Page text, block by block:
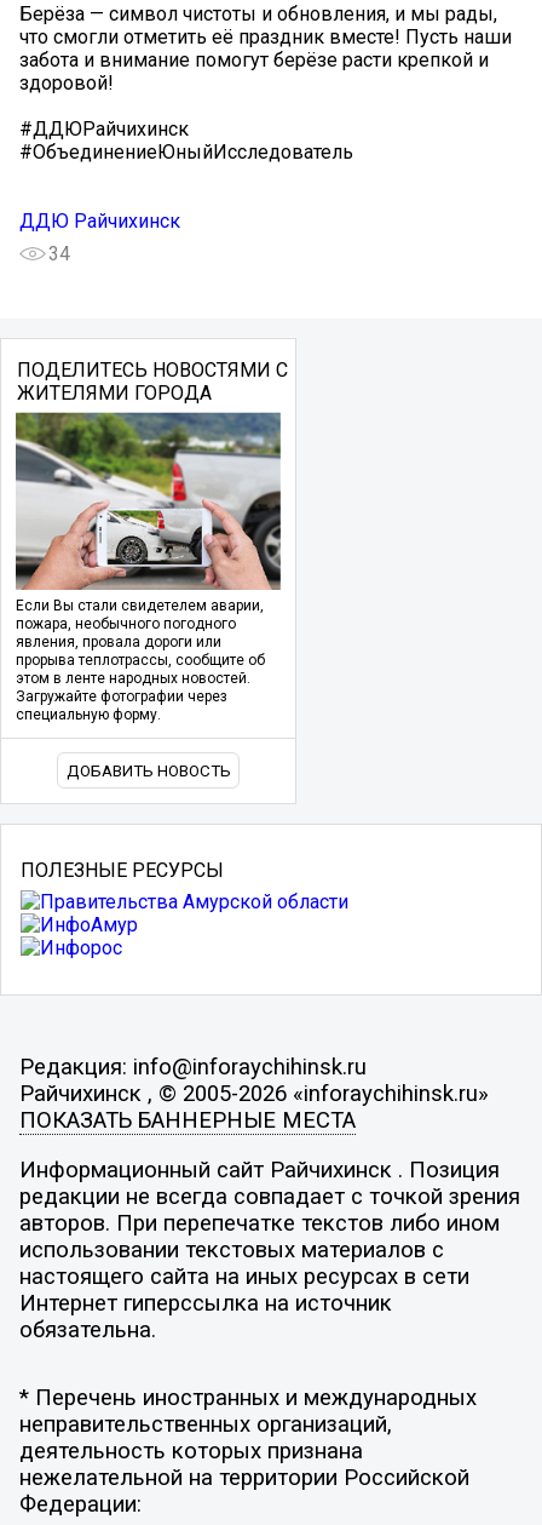
Берёза — символ чистоты и обновления, и мы рады,
что смогли отметить её праздник вместе! Пусть наши
забота и внимание помогут берёзе расти крепкой и
здоровой!
#ДДЮРайчихинск
#ОбъединениеЮныйИсследователь
ДДЮ Райчихинск
34
ПОДЕЛИТЕСЬ НОВОСТЯМИ С
ЖИТЕЛЯМИ ГОРОДА
Если Вы стали свидетелем аварии,
пожара, необычного погодного
явления, провала дороги или
прорыва теплотрассы, сообщите об
этом в ленте народных новостей.
Загружайте фотографии через
специальную форму.
ДОБАВИТЬ НОВОСТЬ
ПОЛЕЗНЫЕ РЕСУРСЫ
Редакция: info@inforaychihinsk.ru
Райчихинск , © 2005-2026 «inforaychihinsk.ru»
ПОКАЗАТЬ БАННЕРНЫЕ МЕСТА
Информационный сайт Райчихинск . Позиция
редакции не всегда совпадает с точкой зрения
авторов. При перепечатке текстов либо ином
использовании текстовых материалов с
настоящего сайта на иных ресурсах в сети
Интернет гиперссылка на источник
обязательна.
* Перечень иностранных и международных
неправительственных организаций,
деятельность которых признана
нежелательной на территории Российской
Федерации: